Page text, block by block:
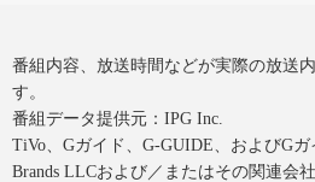
番組内容、放送時間などが実際の放送
す。
番組データ提供元：IPG Inc.
TiVo、Gガイド、G-GUIDE、およびG
Brands LLCおよび／またはその関連会